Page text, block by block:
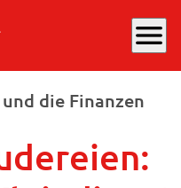
menu
die Finanzen